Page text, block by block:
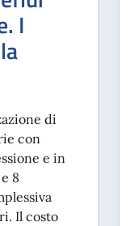
I
di
con
e in
8
Il costo